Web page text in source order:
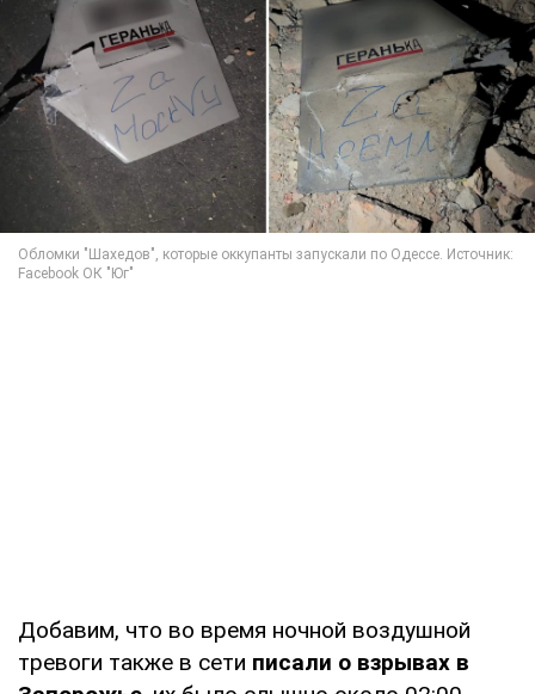
Добавим, что во время ночной воздушной
тревоги также в сети писали о взрывах в